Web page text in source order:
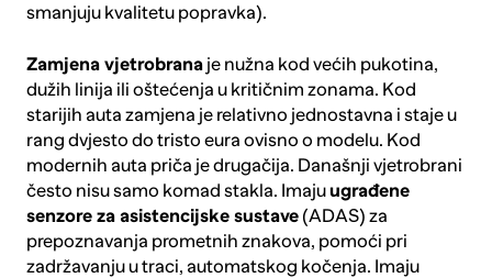
smanjuju kvalitetu popravka).
Zamjena vjetrobranaje nužna kod većih pukotina,
dužih linija ili oštećenja u kritičnim zonama. Kod
starijih auta zamjena je relativno jednostavna i staje u
rang dvjesto do tristo eura ovisno o modelu. Kod
modernih auta priča je drugačija. Današnji vjetrobrani
često nisu samo komad stakla. Imajuugrađene
senzore za asistencijske sustave(ADAS) za
prepoznavanja prometnih znakova, pomoći pri
zadržavanju u traci, automatskog kočenja. Imaju